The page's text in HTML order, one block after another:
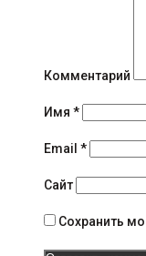
и
я
н
а
в
и
Комментарий
Имя *
Email *
Сайт
Сохранить